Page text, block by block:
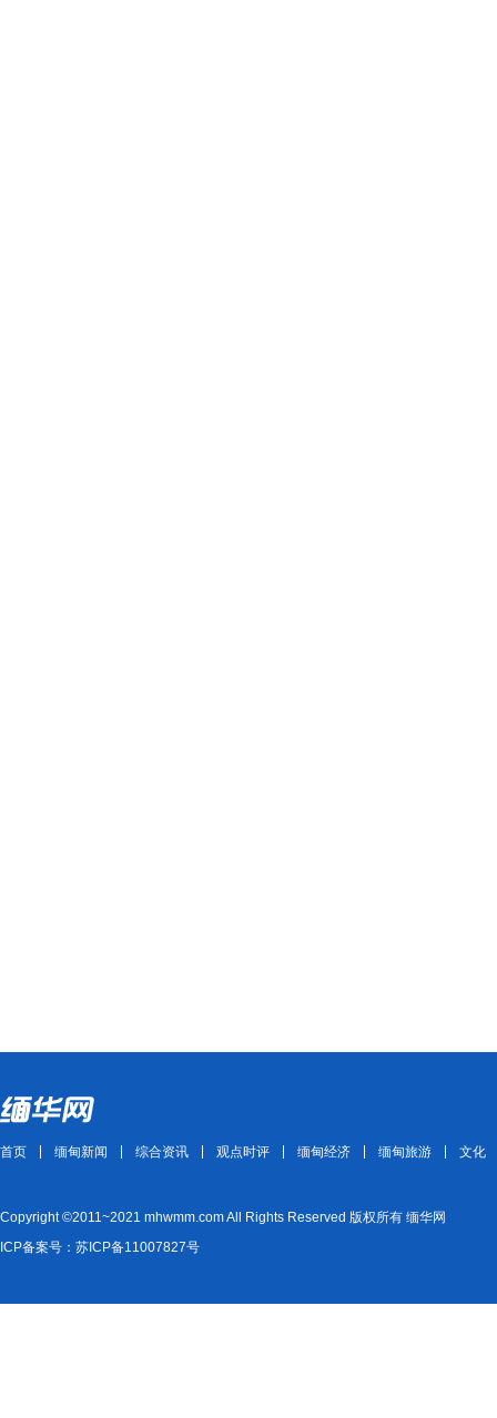
首页 缅甸新闻 综合资讯 观点时评 缅甸经济 缅甸旅游 文化
Copyright ©2011~2021 mhwmm.com All Rights Reserved 版权所有 缅华网
ICP备案号：苏ICP备11007827号